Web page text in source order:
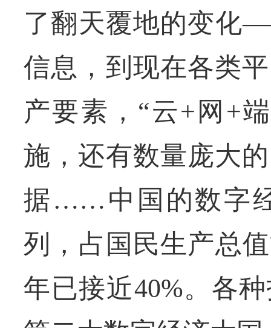
了翻天覆地的变化
信息，到现在各类
产要素，“云+网+
施，还有数量庞大
据……中国的数字
列，占国民生产总
年已接近40%。各